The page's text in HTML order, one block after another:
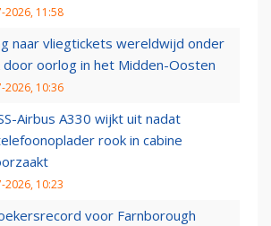
2026, 11:58
naar vliegtickets wereldwijd onder
door oorlog in het Midden-Oosten
2026, 10:36
Airbus A330 wijkt uit nadat
rook in cabine
2026, 10:23
voor Farnborough